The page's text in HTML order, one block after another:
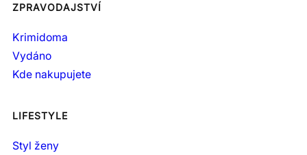
ZPRAVODAJSTVÍ
Krimidoma
Vydáno
Kde nakupujete
LIFESTYLE
Styl ženy